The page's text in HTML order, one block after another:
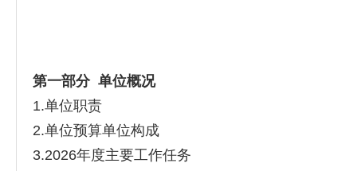
第一部分 单位概况
1.单位职责
2.单位预算单位构成
3.2026年度主要工作任务